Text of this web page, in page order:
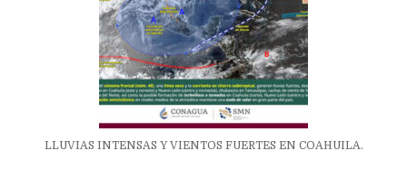
LLUVIAS INTENSAS Y VIENTOS FUERTES EN COAHUILA.